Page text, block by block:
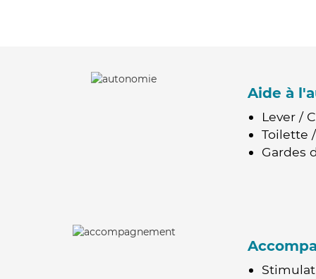
Aide à
Lever /
Toilette
Gardes